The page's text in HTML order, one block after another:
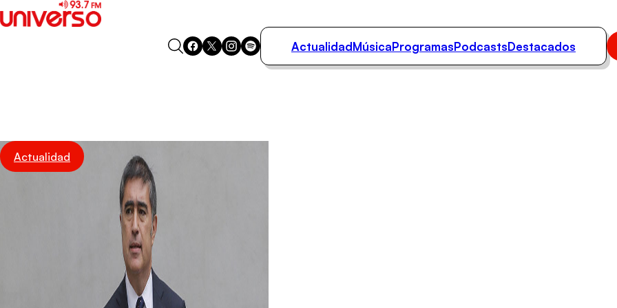
Podcasts
ActualidadMúsicaProgramasPodcastsDestacados
Actualidad